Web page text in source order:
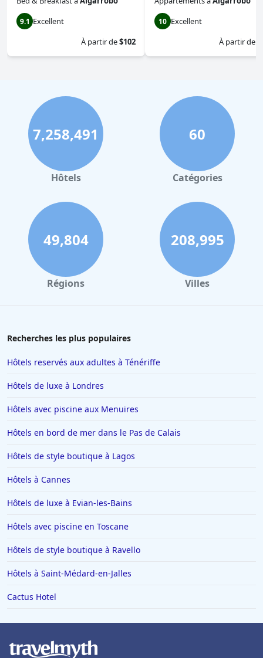
9.1 Excellent
À partir de$102
10 Excellent
À partir de
7,258,491
Hôtels
60
Catégories
49,804
Régions
208,995
Villes
Recherches les plus populaires
Hôtels reservés aux adultes à Ténériffe
Hôtels de luxe à Londres
Hôtels avec piscine aux Menuires
Hôtels en bord de mer dans le Pas de Calais
Hôtels de style boutique à Lagos
Hôtels à Cannes
Hôtels de luxe à Evian-les-Bains
Hôtels avec piscine en Toscane
Hôtels de style boutique à Ravello
Hôtels à Saint-Médard-en-Jalles
Cactus Hotel